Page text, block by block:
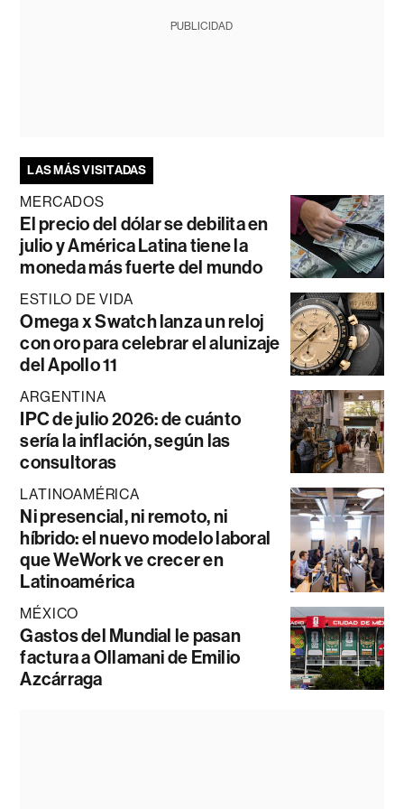
PUBLICIDAD
LAS MÁS VISITADAS
MERCADOS
El precio del dólar se debilita en
julio y América Latina tiene la
moneda más fuerte del mundo
ESTILO DE VIDA
Omega x Swatch lanza un reloj
con oro para celebrar el alunizaje
del Apollo 11
ARGENTINA
IPC de julio 2026: de cuánto
sería la inflación, según las
consultoras
LATINOAMÉRICA
Ni presencial, ni remoto, ni
híbrido: el nuevo modelo laboral
que WeWork ve crecer en
Latinoamérica
MÉXICO
Gastos del Mundial le pasan
factura a Ollamani de Emilio
Azcárraga